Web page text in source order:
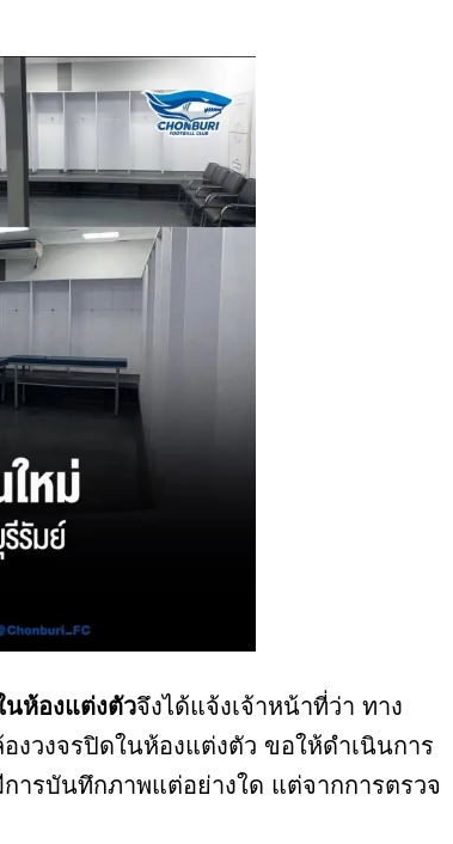
นห้องแต่งตัวจึงได้แจ้งเจ้าหน้าที่ว่า ทาง
งวงจรปิดในห้องแต่งตัว ขอให้ดำเนินการ
ารบันทึกภาพแต่อย่างใด แต่จากการตรวจ